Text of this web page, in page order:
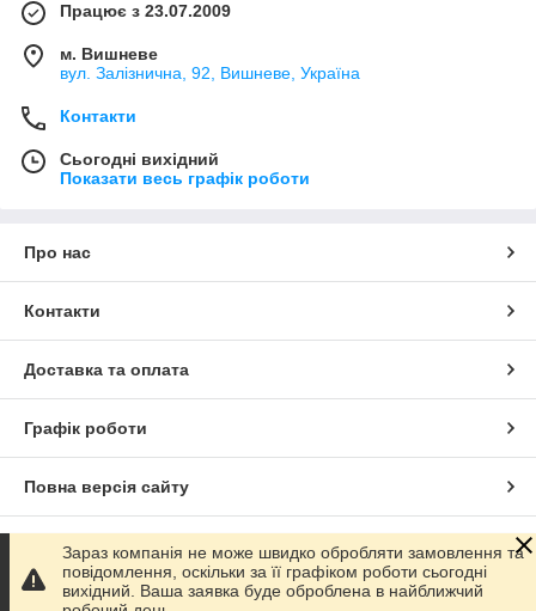
Працює з 23.07.2009
м. Вишневе
вул. Залізнична, 92, Вишневе, Україна
Контакти
Сьогодні вихідний
Показати весь графік роботи
Про нас
Контакти
Доставка та оплата
Графік роботи
Повна версія сайту
Сайт створено на маркетплейсі Prom.ua
Політика конфіденційності
Зараз компанія не може швидко обробляти замовлення та
повідомлення, оскільки за її графіком роботи сьогодні
вихідний. Ваша заявка буде оброблена в найближчий